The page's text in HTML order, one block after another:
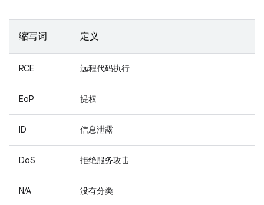
缩写词 定义
RCE 远程代码执行
EoP 提权
ID 信息泄露
DoS 拒绝服务攻击
N/A 没有分类